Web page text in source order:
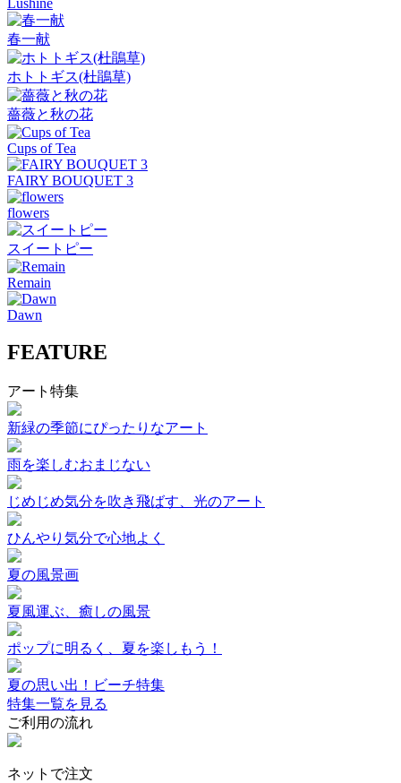
春一献
ホトトギス(杜鵑草)
薔薇と秋の花
Cups of Tea
FAIRY BOUQUET 3
flowers
スイートピー
Remain
Dawn
FEATURE
アート特集
新緑の季節にぴったりなアート
雨を楽しむおまじない
じめじめ気分を吹き飛ばす、光のアート
ひんやり気分で心地よく
夏の風景画
夏風運ぶ、癒しの風景
ポップに明るく、夏を楽しもう！
夏の思い出！ビーチ特集
特集一覧を見る
ご利用の流れ
ネットで注文